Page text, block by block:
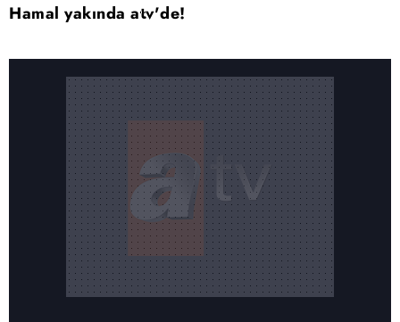
Hamal yakında atv'de!